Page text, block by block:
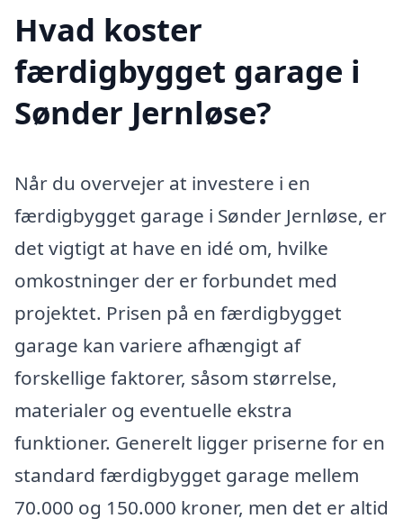
Hvad koster
færdigbygget garage i
Sønder Jernløse?
Når du overvejer at investere i en
færdigbygget garage i Sønder Jernløse, er
det vigtigt at have en idé om, hvilke
omkostninger der er forbundet med
projektet. Prisen på en færdigbygget
garage kan variere afhængigt af
forskellige faktorer, såsom størrelse,
materialer og eventuelle ekstra
funktioner. Generelt ligger priserne for en
standard færdigbygget garage mellem
70.000 og 150.000 kroner, men det er altid